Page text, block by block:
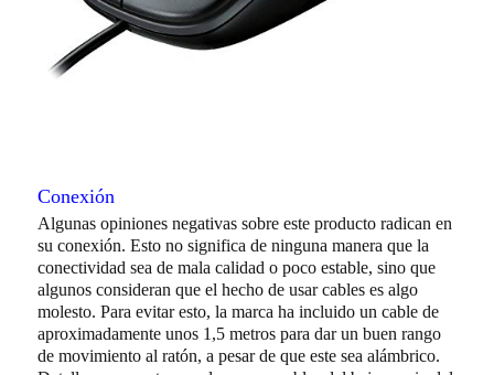
Conexión
Algunas opiniones negativas sobre este producto radican en
su conexión. Esto no significa de ninguna manera que la
conectividad sea de mala calidad o poco estable, sino que
algunos consideran que el hecho de usar cables es algo
molesto. Para evitar esto, la marca ha incluido un cable de
aproximadamente unos 1,5 metros para dar un buen rango
de movimiento al ratón, a pesar de que este sea alámbrico.